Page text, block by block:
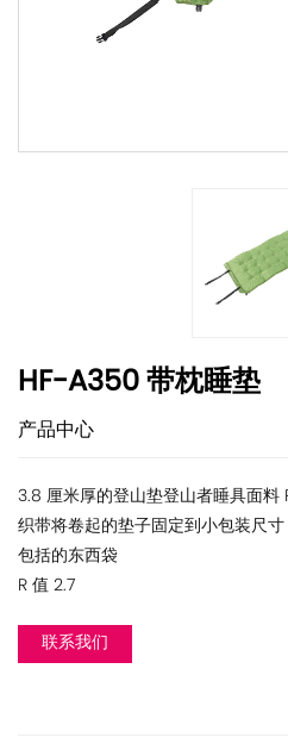
HF-A350 带枕睡垫
产品中心
3.8 厘米厚的登山垫登山者睡具面料
织带将卷起的垫子固定到小包装尺寸
包括的东西袋
R 值 2.7
联系我们